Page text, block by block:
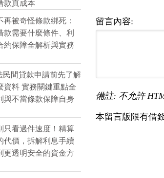
留言內容:
備註: 不允許
本留言版限有借
款真成本
再被奇怪條款綁死：
款需要什麼條件、利
約保障全解析與實務
民間貸款申請前先了解
資料 實務關鍵重點全
與不當條款保障自身
只看過件速度！精算
代價，拆解利息手續
更透明安全的資金方